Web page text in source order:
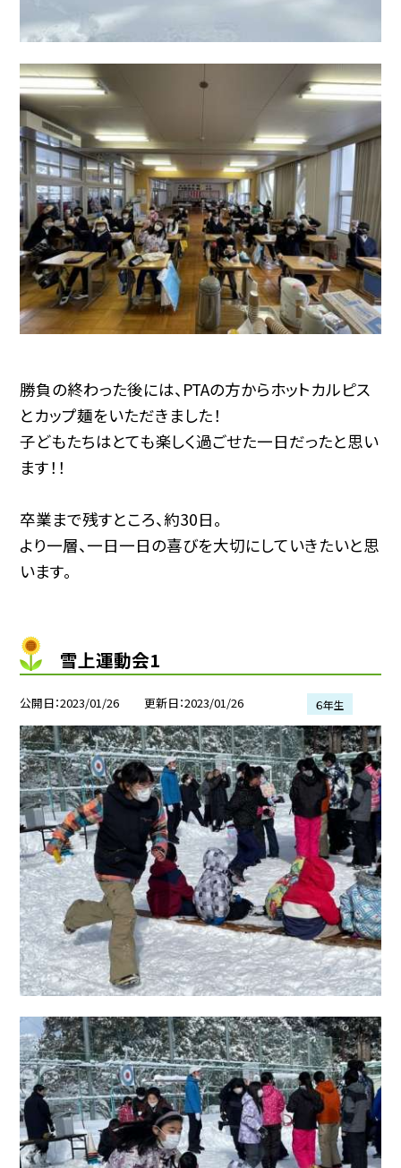
勝負の終わった後には、PTAの方からホットカルピス
とカップ麺をいただきました！
子どもたちはとても楽しく過ごせた一日だったと思い
ます！！
卒業まで残すところ、約30日。
より一層、一日一日の喜びを大切にしていきたいと思
います。
雪上運動会1
公開日 2023/01/26 更新日 2023/01/26 ６年生